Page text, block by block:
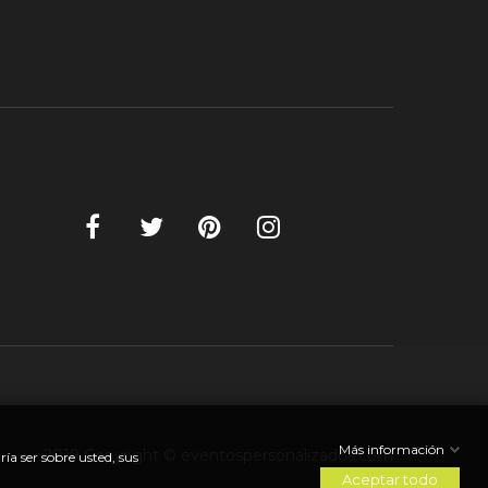
2019 Copyright © eventospersonalizados.com
ser sobre usted, sus
Más información
Aceptar todo